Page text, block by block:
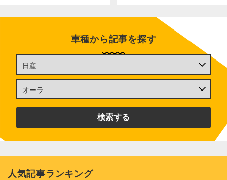
車種から記事を探す
人気記事ランキング